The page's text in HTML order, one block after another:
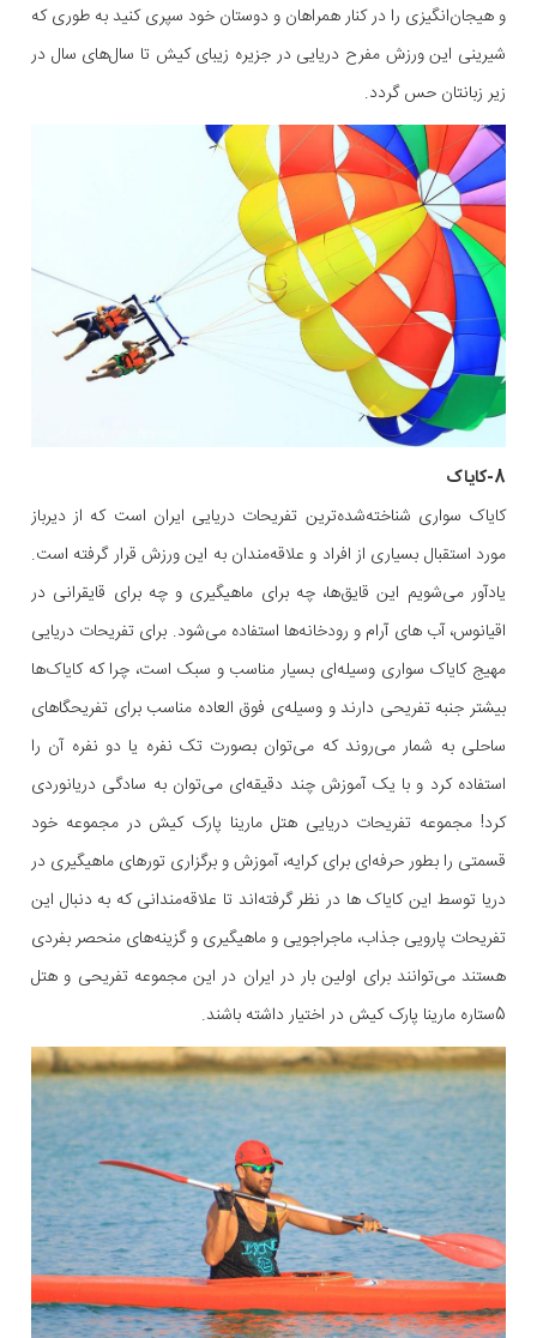
و هیجان‌انگیزی را در کنار همراهان و دوستان خود سپری کنید به طوری که
شیرینی این ورزش مفرح دریایی در جزیره زیبای کیش تا سال‌های سال در
زیر زبانتان حس گردد.
8-کایاک
کایاک سواری شناخته‌شده‌ترین تفریحات دریایی ایران است که از دیرباز
مورد استقبال بسیاری از افراد و علاقه‌مندان به این ورزش قرار گرفته است.
یادآور می‌شویم این قایق‌ها، چه برای ماهیگیری و چه برای قایقرانی در
اقیانوس، آب های آرام و رودخانه‌ها استفاده می‌شود. برای تفریحات دریایی
مهیج کایاک سواری وسیله‌ای بسیار مناسب و سبک است، چرا که کایاک‌ها
بیشتر جنبه تفریحی دارند و وسیله‌ی فوق العاده مناسب برای تفریحگاهای
ساحلی به شمار می‌روند که می‌توان بصورت تک نفره یا دو نفره آن را
استفاده کرد و با یک آموزش چند دقیقه‌ای می‌توان به سادگی دریانوردی
کرد! مجموعه تفریحات دریایی هتل مارینا پارک کیش در مجموعه خود
قسمتی را بطور حرفه‌ای برای کرایه، آموزش و برگزاری تورهای ماهیگیری در
دریا توسط این کایاک ها در نظر گرفته‌اند تا علاقه‌مندانی که به دنبال این
تفریحات پارویی جذاب، ماجراجویی و ماهیگیری و گزینه‌های منحصر بفردی
هستند می‌توانند برای اولین بار در ایران در این مجموعه تفریحی و هتل
5ستاره مارینا پارک کیش در اختیار داشته باشند.